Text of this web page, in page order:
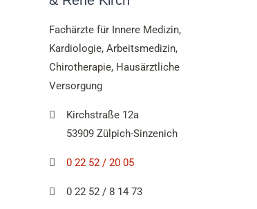
Fachärzte für Innere Medizin,
Kardiologie, Arbeitsmedizin,
Chirotherapie, Hausärztliche
Versorgung
Kirchstraße 12a
53909 Zülpich-Sinzenich
0 22 52 / 20 05
0 22 52 / 8 14 73